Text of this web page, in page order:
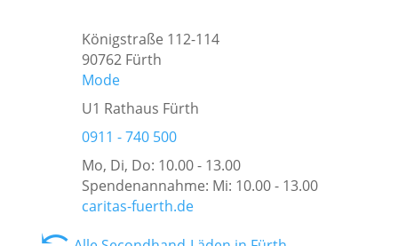
Königstraße 112-114
90762 Fürth
Mode
U1 Rathaus Fürth
0911 - 740 500
Mo, Di, Do: 10.00 - 13.00
Spendenannahme: Mi: 10.00 - 13.00
caritas-fuerth.de